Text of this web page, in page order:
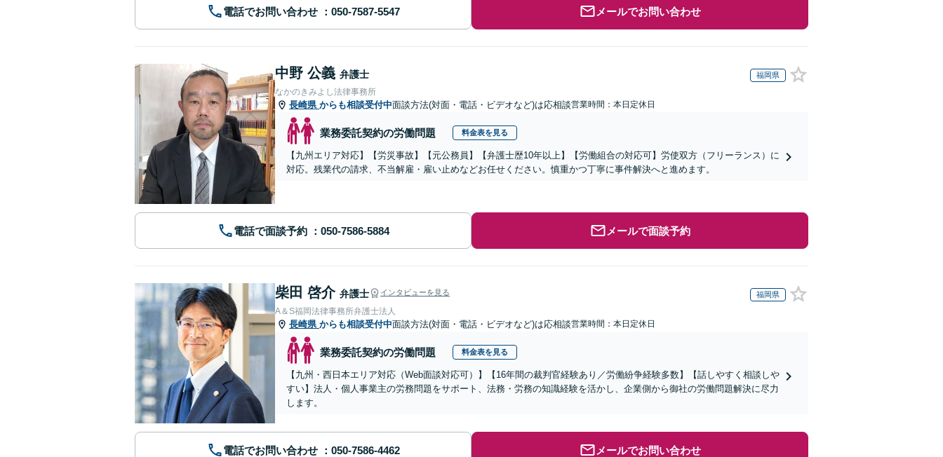
電話でお問い合わせ メールでお問い合わせ
中野 公義 弁護士 福岡県
なかのきみよし法律事務所
長崎県 からも相談受付中面談方法(対面・電話・ビデオなど)は応相談営業時間：本日定休日
業務委託契約の労働問題 料金表を見る
【九州エリア対応】【労災事故】【元公務員】【弁護士歴10年以上】【労働組合の対応可】労使双方（フリーランス）に
対応。残業代の請求、不当解雇・雇い止めなどお任せください。慎重かつ丁寧に事件解決へと進めます。
電話で面談予約 メールで面談予約
柴田 啓介 弁護士 インタビューを見る 福岡県
A＆S福岡法律事務所弁護士法人
長崎県 からも相談受付中面談方法(対面・電話・ビデオなど)は応相談営業時間：本日定休日
業務委託契約の労働問題 料金表を見る
【九州・西日本エリア対応（Web面談対応可）】【16年間の裁判官経験あり／労働紛争経験多数】【話しやすく相談しや
すい】法人・個人事業主の労務問題をサポート、法務・労務の知識経験を活かし、企業側から御社の労働問題解決に尽力
します。
電話でお問い合わせ メールでお問い合わせ